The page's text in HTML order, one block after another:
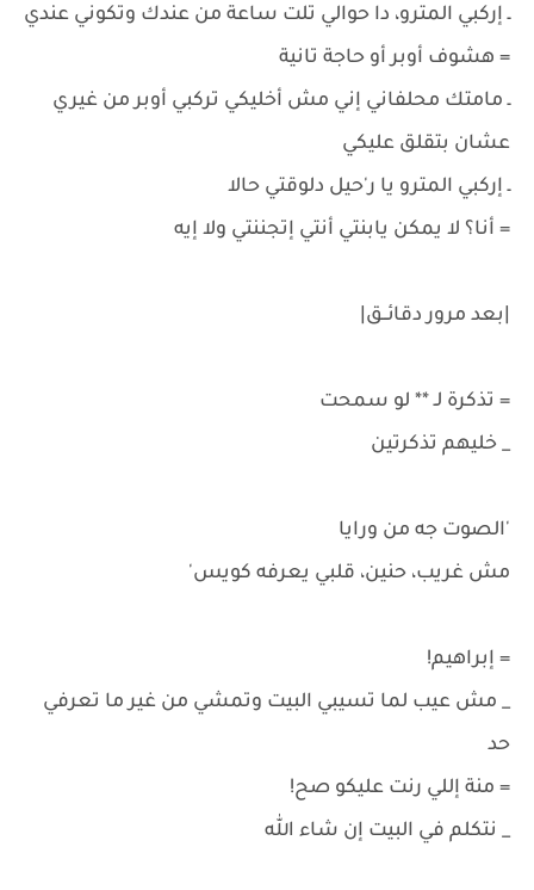
ـ إركبي المترو، دا حوالي تلت ساعة من عندك وتكوني عندي
= هشوف أوبر أو حاجة تانية
ـ مامتك محلفاني إني مش أخليكي تركبي أوبر من غيري
عشان بتقلق عليكي
ـ إركبي المترو يا ر'حيل دلوقتي حالا
= أنا؟ لا يمكن يابنتي أنتي إتجننتي ولا إيه
|بعد مرور دقائــق|
= تذكرة لـ ** لو سمحت
_ خليهم تذكرتين
'الصوت جه من ورايا
مش غريب، حنين، قلبي يعرفه كويس'
= إبراهيم!
_ مش عيب لما تسيبي البيت وتمشي من غير ما تعرفي
حد
= منة إللي رنت عليكو صح!
_ نتكلم في البيت إن شاء الله